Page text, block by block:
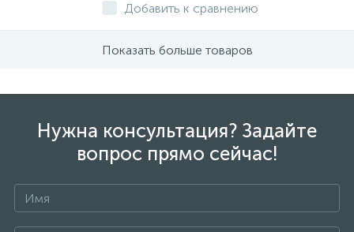
Добавить к сравнению
Показать больше товаров
Нужна консультация? Задайте
вопрос прямо сейчас!